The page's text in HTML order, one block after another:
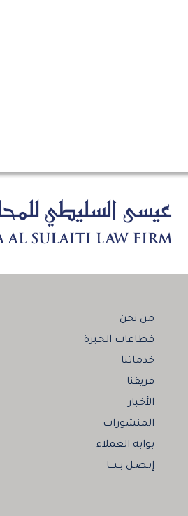
من نحن
قطاعات الخبرة
خدماتنا
فريقنا
الأخبار
المنشورات
بوابة العملاء
إتـصـل بـنـــا